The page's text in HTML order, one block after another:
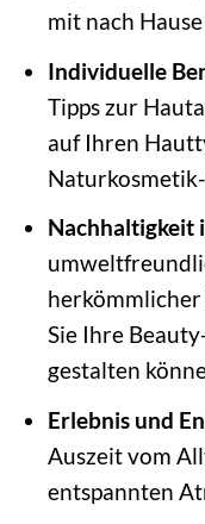
mit nach
Individuelle
Tipps zur
auf Ihren
Nachhaltigkeit
Sie Ihre
gestalten
Erlebnis und
Auszeit vom
entspannten